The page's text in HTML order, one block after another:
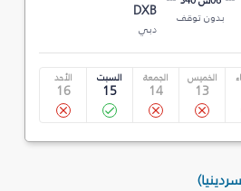
بدون توقف
DXB
دبي
الخميس
13
الجمعة
14
السبت
15
الأحد
16